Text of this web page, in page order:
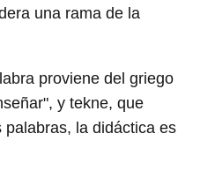
una rama de la
proviene del griego
y tekne, que
la didáctica es